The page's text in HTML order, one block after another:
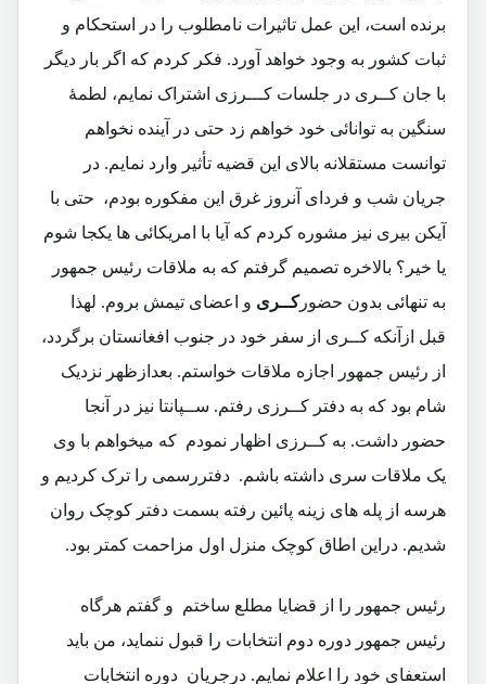
برنده است، این عمل تاثیرات نامطلوب را در استحکام و
ثبات کشور به وجود خواهد آورد. فکر کردم که اگر بار دیگر
با جان کــری در جلسات کـــرزی اشتراک نمایم، لطمۀ
سنگین به توانائی خود خواهم زد حتی در آینده نخواهم
توانست مستقلانه بالای این قضیه تأثیر وارد نمایم. در
جریان شب و فردای آنروز غرق این مفکوره بودم، حتی با
آیکن بیری نیز مشوره کردم که آیا با امریکائی ها یکجا شوم
یا خیر؟ بالاخره تصمیم گرفتم که به ملاقات رئیس جمهور
به تنهائی بدون حضورکــری و اعضای تیمش بروم. لهذا
قبل ازآنکه کــری از سفر خود در جنوب افغانستان برگردد،
از رئیس جمهور اجازه ملاقات خواستم. بعدازظهر نزدیک
شام بود که به دفتر کــرزی رفتم. ســپانتا نیز در آنجا
حضور داشت. به کــرزی اظهار نمودم که میخواهم با وی
یک ملاقات سری داشته باشم. دفتررسمی را ترک کردیم و
هرسه از پله های زینه پائین رفته بسمت دفتر کوچک روان
شدیم. دراین اطاق کوچک منزل اول مزاحمت کمتر بود.
رئیس جمهور را از قضایا مطلع ساختم و گفتم هرگاه
رئیس جمهور دوره دوم انتخابات را قبول ننماید، من باید
استعفای خود را اعلام نمایم. درجریان دوره انتخابات